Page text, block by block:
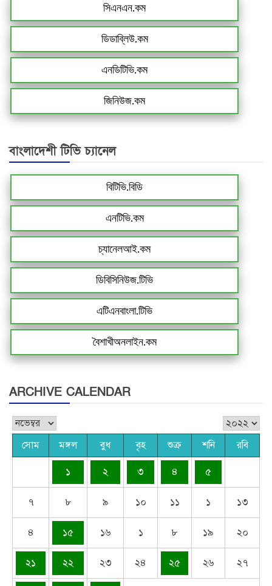
সিএনএন.কম
ডিডাব্লিউ.কম
এনডিটিভি.কম
জিনিউজ.কম
বাংলাদেশী টিভি চ্যানেল
বিটিভি.বিডি
এনটিভি.কম
চ্যানেলআই.কম
ডিবিসিনিউজ.টিভি
এটিএনবাংলা.টিভি
বৈশাখীঅনলাইন.কম
ARCHIVE CALENDAR
সোম মঙ্গল বুধ বৃহ শুক্র শনি রবি
১ ২ ৩ ৪ ৫
৭ ৮ ৯ ১০ ১১ ১ ১৩
৪ ১৫ ১৬ ১ ৮ ১৯ ২০
২১ ২২ ২৩ ২৪ ২৫ ২৬ ২৭